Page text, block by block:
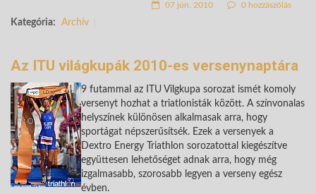
07 jún. 2010 0 hozzászólás
Kategória: Archív
Az ITU világkupák 2010-es versenynaptára
9 futammal az ITU Vilgkupa sorozat ismét komoly
versenyt hozhat a triatlonisták között. A színvonalas
helyszínek különösen alkalmasak arra, hogy
sportágat népszerűsítsék. Ezek a versenyek a
Dextro Energy Triathlon sorozatottal kiegészítve
együttesen lehetőséget adnak arra, hogy még
izgalmasabb, szorosabb legyen a verseny egész
évben.